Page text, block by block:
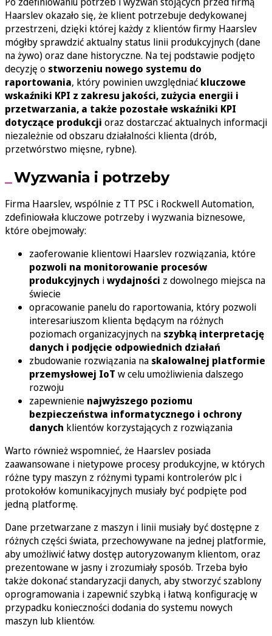
Haarslev okazało się, że klient potrzebuje dedykowanej
przestrzeni, dzięki której każdy z klientów firmy Haarslev
mógłby sprawdzić aktualny status linii produkcyjnych (dane
na żywo) oraz dane historyczne. Na tej podstawie podjęto
decyzję o stworzeniu nowego systemu do
raportowania, który powinien uwzględniać kluczowe
wskaźniki KPI z zakresu jakości, zużycia energii i
przetwarzania, a także pozostałe wskaźniki KPI
dotyczące produkcji oraz dostarczać aktualnych informacji
niezależnie od obszaru działalności klienta (drób,
przetwórstwo mięsne, rybne).
Wyzwania i potrzeby
Firma Haarslev, wspólnie z TT PSC i Rockwell Automation,
zdefiniowała kluczowe potrzeby i wyzwania biznesowe,
które obejmowały:
zaoferowanie klientowi Haarslev rozwiązania, które
pozwoli na monitorowanie procesów
produkcyjnych iwydajności z dowolnego miejsca na
świecie
opracowanie panelu do raportowania, który pozwoli
interesariuszom klienta będącym na różnych
poziomach organizacyjnych na szybką interpretację
danych i podjęcie odpowiednich działań
zbudowanie rozwiązania na skalowalnej platformie
przemysłowej IoT w celu umożliwienia dalszego
rozwoju
zapewnienie najwyższego poziomu
bezpieczeństwa informatycznego i ochrony
danych klientów korzystających z rozwiązania
Warto również wspomnieć, że Haarslev posiada
zaawansowane i nietypowe procesy produkcyjne, w których
różne typy maszyn z różnymi typami kontrolerów plc i
protokołów komunikacyjnych musiały być podpięte pod
jedną platformę.
Dane przetwarzane z maszyn i linii musiały być dostępne z
różnych części świata, przechowywane na jednej platformie,
aby umożliwić łatwy dostęp autoryzowanym klientom, oraz
prezentowane w jasny i zrozumiały sposób. Trzeba było
także dokonać standaryzacji danych, aby stworzyć szablony
oprogramowania i zapewnić szybką i łatwą konfigurację w
przypadku konieczności dodania do systemu nowych
maszyn lub klientów.